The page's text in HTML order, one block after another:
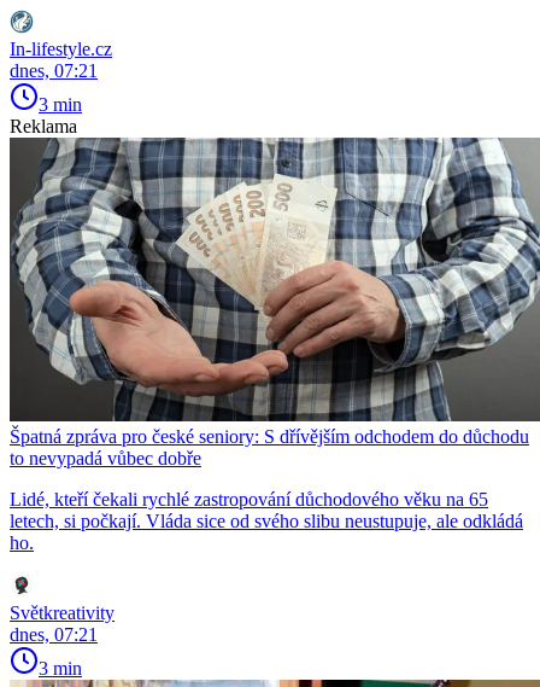
In-lifestyle.cz
dnes, 07:21
3 min
Reklama
Špatná zpráva pro české seniory: S dřívějším odchodem do důchodu
to nevypadá vůbec dobře
Lidé, kteří čekali rychlé zastropování důchodového věku na 65
letech, si počkají. Vláda sice od svého slibu neustupuje, ale odkládá
ho.
Světkreativity
dnes, 07:21
3 min